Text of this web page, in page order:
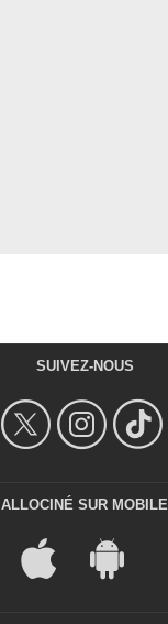
SUIVEZ-NOUS
ALLOCINÉ SUR MOBILE